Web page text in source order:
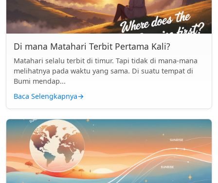
Di mana Matahari Terbit Pertama Kali?
Matahari selalu terbit di timur. Tapi tidak di mana-mana
melihatnya pada waktu yang sama. Di suatu tempat di
Bumi mendap...
Baca Selengkapnya→